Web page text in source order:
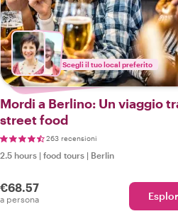
Scegli il tuo local preferito
Mordi a Berlino: Un viaggio
street food
263 recensioni
2.5 hours | food tours | Berlin
€68.57
a persona